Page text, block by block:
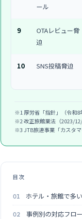
ール
9
OTAレビュー脅
迫
10 SNS投稿脅迫
※1 厚労省「指針」（令和8
※2 改正旅館業法（2023/
※3 JTB旅連事業「カスタ
目次
ホテル・旅館で多
事例別の対応フロ